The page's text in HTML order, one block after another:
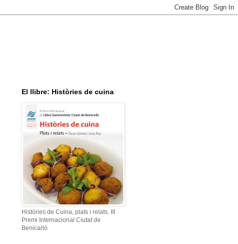
El llibre: Històries de cuina
Històries de Cuina, plats i relats. III
Premi Internacional Ciutat de
Benicarló